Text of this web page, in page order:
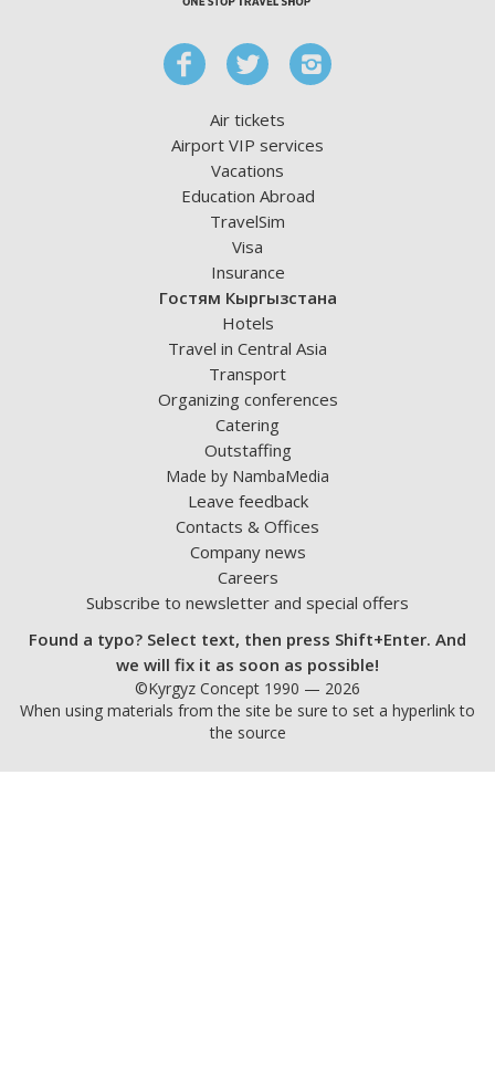
Air tickets
Airport VIP services
Vacations
Education Abroad
TravelSim
Visa
Insurance
Гостям Кыргызстана
Hotels
Travel in Central Asia
Transport
Organizing conferences
Catering
Outstaffing
Made by NambaMedia
Leave feedback
Contacts & Offices
Company news
Careers
Subscribe to newsletter and special offers
Found a typo? Select text, then press Shift+Enter. And
we will fix it as soon as possible!
©Kyrgyz Concept 1990 — 2026
When using materials from the site be sure to set a hyperlink to
the source